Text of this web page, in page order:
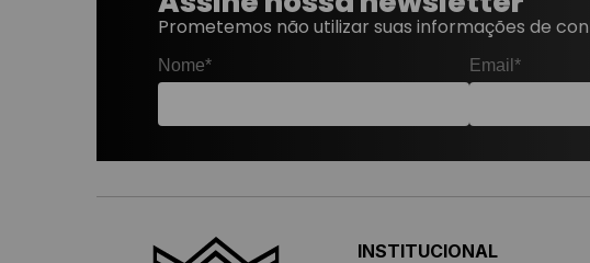
Prometemos não utilizar suas informações de
Nome* Email*
INSTITUCIONAL